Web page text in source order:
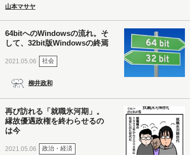
山本マサヤ
64bitへのWindowsの流れ。そ
して、32bit版Windowsの終焉
2021.05.06 社会
柳井政和
再び訪れる「就職氷河期」。
縁故優遇政権を終わらせるの
は今
2021.05.06 政治・経済